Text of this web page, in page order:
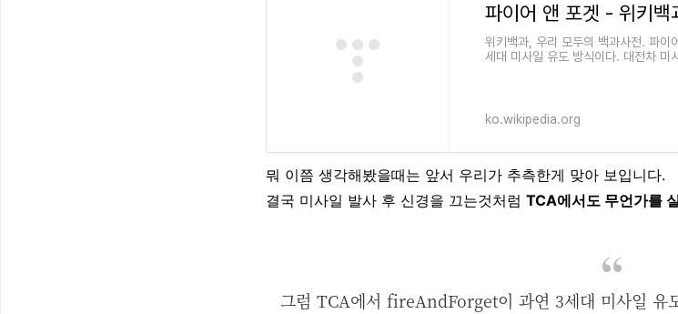
파이어 앤 포겟 - 위키백
위키백과, 우리 모두의 백과사전.
세대 미사일 유도 방식이다. 대전차 미
ko.wikipedia.org
뭐 이쯤 생각해봤을때는 앞서 우리가 추측한게 맞아 보입니다.
결국 미사일 발사 후 신경을 끄는것처럼 TCA에서도 무언가를
그럼 TCA에서 fireAndForget이 과연 3세대 미사일 유